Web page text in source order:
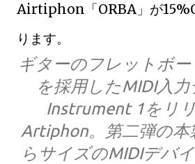
Airtiphon「ORBA」が
ります。
ギターのフレットボ
を採用したMIDI入力
Instrument 1をリ
Artiphon。第二弾の本
らサイズのMIDIデバイ